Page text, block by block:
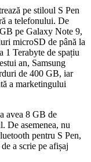
pe stiloul S Pen
a telefonului. De
pe Galaxy Note 9,
microSD de până la
1 Terabyte de spațiu
an, Samsung
de 400 GB, iar
a marketingului
avea 8 GB de
De asemenea, nu
pentru S Pen,
a scrie pe afișaj